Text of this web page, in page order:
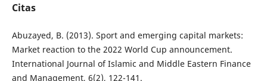
Citas
Abuzayed, B. (2013). Sport and emerging capital markets:
Market reaction to the 2022 World Cup announcement.
International Journal of Islamic and Middle Eastern Finance
and Management, 6(2), 122-141.